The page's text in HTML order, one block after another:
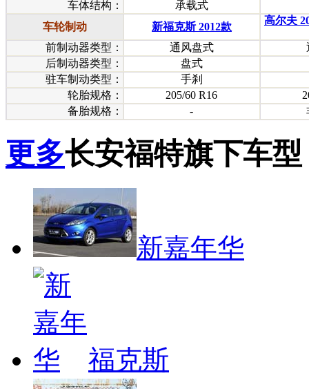
车体结构：
承载式
车轮制动
新福克斯 2012款
高尔夫
前制动器类型： 通风盘式
后制动器类型：
盘式
驻车制动类型：
手刹
轮胎规格：
205/60 R16
备胎规格：
-
更多长安福特旗下车型
新嘉年华
福克斯